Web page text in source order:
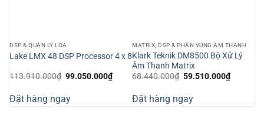
DSP & QUẢN LÝ LOA
Lake LMX 48 DSP Processor 4 x 8
113.910.000₫ Giá
113.910.000₫.
99.050.000₫Giá
hiện
99.050.000₫.
Đặt hàng ngay
MATRIX, DSP & PHÂN VÙNG ÂM THANH
Klark Teknik DM8500 Bộ Xử Lý
Âm Thanh Matrix
68.440.000₫ Giá
68.440.000₫.
59.510.000₫Giá
hiện
Đặt hàng ngay